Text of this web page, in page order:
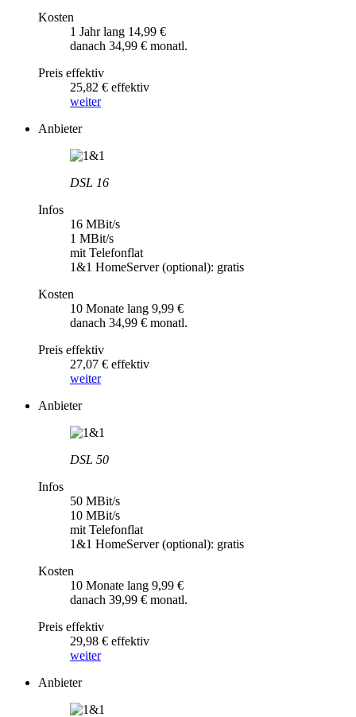
Kosten
1 Jahr lang 14,99 €
danach 34,99 € monatl.
Preis effektiv
25,82 € effektiv
weiter
Anbieter
DSL 16
Infos
16 MBit/s
1 MBit/s
mit Telefonflat
1&1 HomeServer (optional): gratis
Kosten
10 Monate lang 9,99 €
danach 34,99 € monatl.
Preis effektiv
27,07 € effektiv
weiter
Anbieter
DSL 50
Infos
50 MBit/s
10 MBit/s
mit Telefonflat
1&1 HomeServer (optional): gratis
Kosten
10 Monate lang 9,99 €
danach 39,99 € monatl.
Preis effektiv
29,98 € effektiv
weiter
Anbieter